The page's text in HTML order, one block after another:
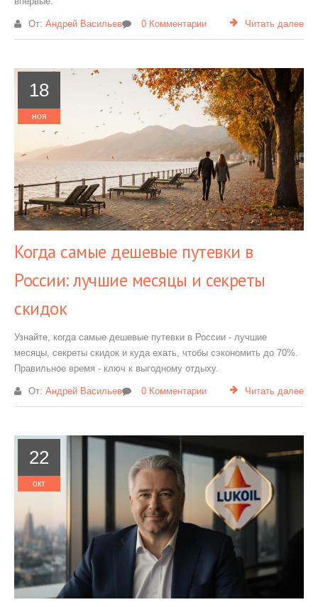
От: Андрей Васильев 0 Комментарии Читать далее
18
ноя
Когда самые дешевые путевки в
России: лучшие месяцы и секреты
скидок
Узнайте, когда самые дешевые путевки в России - лучшие
месяцы, секреты скидок и куда ехать, чтобы сэкономить до 70%.
Правильное время - ключ к выгодному отдыху.
От: Андрей Васильев 0 Комментарии Читать далее
22
окт